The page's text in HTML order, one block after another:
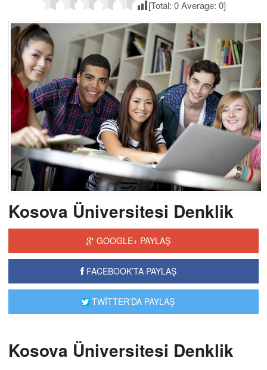
[Total: 0Average: 0]
Kosova Üniversitesi Denklik
GOOGLE+ PAYLAŞ
FACEBOOK’TA PAYLAŞ
TWİTTER’DA PAYLAŞ
Kosova Üniversitesi Denklik